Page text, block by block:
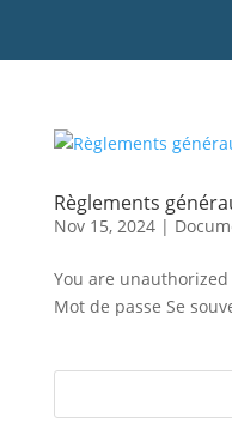
Règlements
Nov 15, 2024|
You are
Mot de passe Se